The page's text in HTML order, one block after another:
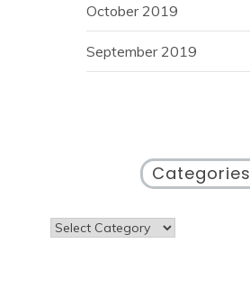
October 2019
September 2019
Categories
Categories